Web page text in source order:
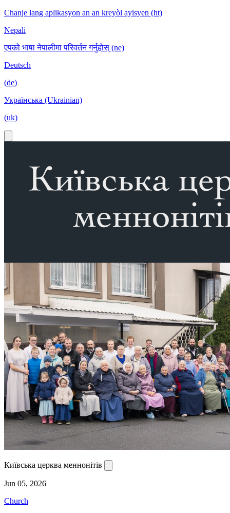
Chanje lang aplikasyon an an kreyòl ayisyen (ht)
Nepali
एपको भाषा नेपालीमा परिवर्तन गर्नुहोस् (ne)
Deutsch
(de)
Українська (Ukrainian)
(uk)
Київська церква меннонітів
Jun 05, 2026
Church